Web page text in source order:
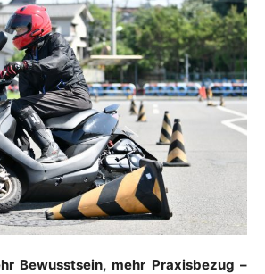
Bewusstsein, mehr Praxisbezug –